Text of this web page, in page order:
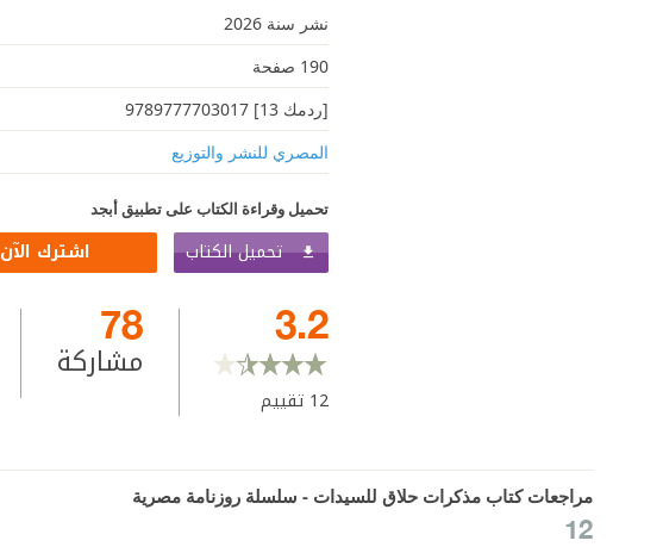
نشر سنة 2026
190 صفحة
[ردمك 13] 9789777703017
المصري للنشر والتوزيع
تحميل وقراءة الكتاب على تطبيق أبجد
تحميل الكتاب اشترك الآن
3.2
12 تقييم
78
مشاركة
مراجعات كتاب مذكرات حلاق للسيدات - سلسلة روزنامة مصرية
12